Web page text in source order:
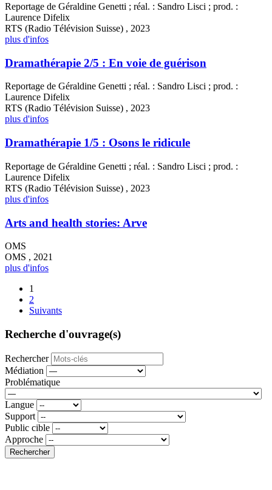
Reportage de Géraldine Genetti ; réal. : Sandro Lisci ; prod. :
Laurence Difelix
RTS (Radio Télévision Suisse) , 2023
plus d'infos
Dramathérapie 2/5 : En voie de guérison
Reportage de Géraldine Genetti ; réal. : Sandro Lisci ; prod. :
Laurence Difelix
RTS (Radio Télévision Suisse) , 2023
plus d'infos
Dramathérapie 1/5 : Osons le ridicule
Reportage de Géraldine Genetti ; réal. : Sandro Lisci ; prod. :
Laurence Difelix
RTS (Radio Télévision Suisse) , 2023
plus d'infos
Arts and health stories: Arve
OMS
OMS , 2021
plus d'infos
1
2
Suivants
Recherche d'ouvrage(s)
Rechercher
Médiation
Problématique
Langue
Support
Public cible
Approche
Rechercher